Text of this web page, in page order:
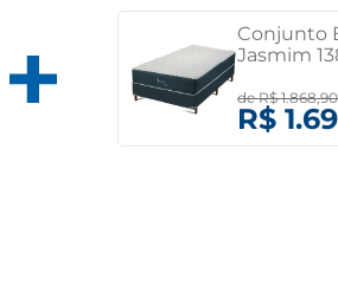
Conjunto
Jasmim
deR$ 1.868,90
R$